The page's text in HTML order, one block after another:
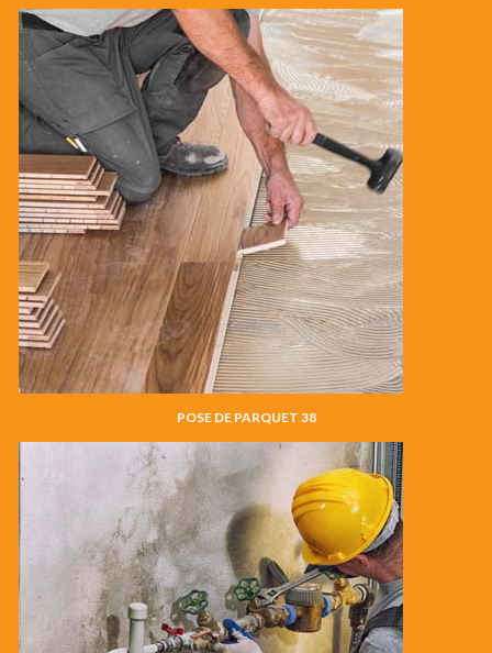
POSE DE PARQUET 38